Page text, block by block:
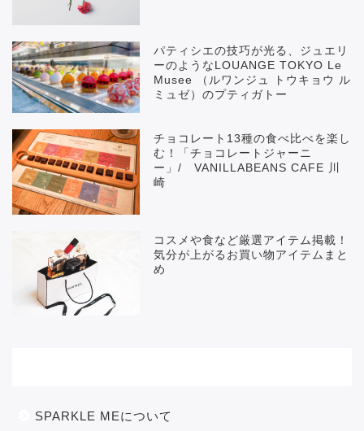
パティシエの技巧が光る、ジュエリ
ーのようなLOUANGE TOKYO Le
Musee （ルワンジュ トウキョウ ル
ミュゼ）のプティガトー
チョコレート13種の食べ比べを楽し
む！「チョコレートジャーニ
ー」/ VANILLABEANS CAFE 川
崎
コスメや食など厳選アイテム掲載！
気分が上がるお買い物アイテムまと
め
SPARKLE MEについて